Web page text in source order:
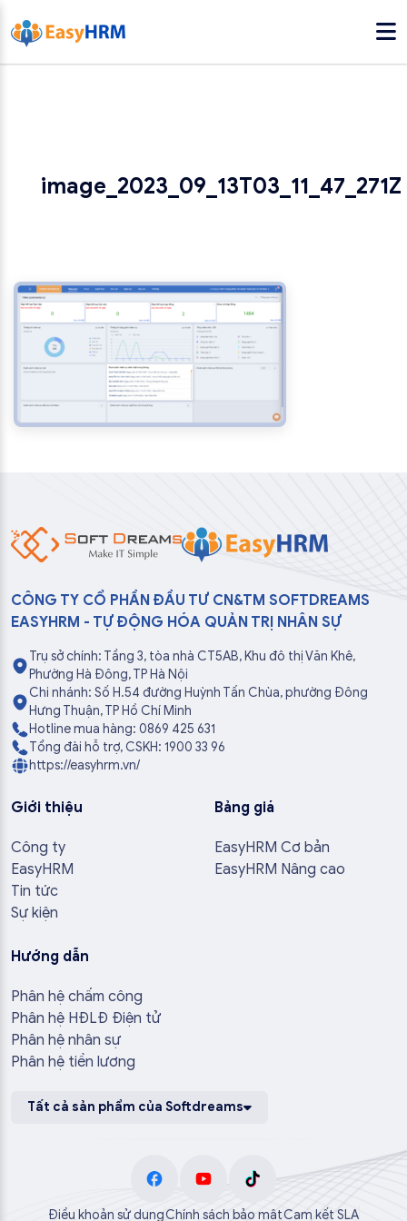
image_2023_09_13T03_11_47_271Z
CÔNG TY CỔ PHẦN ĐẦU TƯ CN&TM SOFTDREAMS
EASYHRM - TỰ ĐỘNG HÓA QUẢN TRỊ NHÂN SỰ
Trụ sở chính: Tầng 3, tòa nhà CT5AB, Khu đô thị Văn Khê,
Phường Hà Đông, TP Hà Nội
Chi nhánh: Số H.54 đường Huỳnh Tấn Chùa, phường Đông
Hưng Thuận, TP Hồ Chí Minh
Hotline mua hàng: 0869 425 631
Tổng đài hỗ trợ, CSKH: 1900 33 96
https://easyhrm.vn/
Giới thiệu
Công ty
EasyHRM
Tin tức
Sự kiện
Bảng giá
EasyHRM Cơ bản
EasyHRM Nâng cao
Hướng dẫn
Phân hệ chấm công
Phân hệ HĐLĐ Điện tử
Phân hệ nhân sự
Phân hệ tiền lương
Tất cả sản phẩm của Softdreams
Điều khoản sử dụngChính sách bảo mậtCam kết SLA